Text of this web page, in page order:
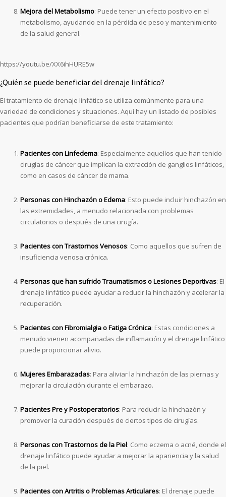
Mejora del Metabolismo: Puede tener un efecto positivo en el
metabolismo, ayudando en la pérdida de peso y mantenimiento
de la salud general.
https://youtu.be/XX6ihHURE5w
¿Quién se puede beneficiar del drenaje linfático?
El tratamiento de drenaje linfático se utiliza comúnmente para una
variedad de condiciones y situaciones. Aquí hay un listado de posibles
pacientes que podrían beneficiarse de este tratamiento:
Pacientes con Linfedema: Especialmente aquellos que han tenido
cirugías de cáncer que implican la extracción de ganglios linfáticos,
como en casos de cáncer de mama.
Personas con Hinchazón o Edema: Esto puede incluir hinchazón en
las extremidades, a menudo relacionada con problemas
circulatorios o después de una cirugía.
Pacientes con Trastornos Venosos: Como aquellos que sufren de
insuficiencia venosa crónica.
Personas que han sufrido Traumatismos o Lesiones Deportivas: El
drenaje linfático puede ayudar a reducir la hinchazón y acelerar la
recuperación.
Pacientes con Fibromialgia o Fatiga Crónica: Estas condiciones a
menudo vienen acompañadas de inflamación y el drenaje linfático
puede proporcionar alivio.
Mujeres Embarazadas: Para aliviar la hinchazón de las piernas y
mejorar la circulación durante el embarazo.
Pacientes Pre y Postoperatorios: Para reducir la hinchazón y
promover la curación después de ciertos tipos de cirugías.
Personas con Trastornos de la Piel: Como eczema o acné, donde el
drenaje linfático puede ayudar a mejorar la apariencia y la salud
de la piel.
Pacientes con Artritis o Problemas Articulares: El drenaje puede